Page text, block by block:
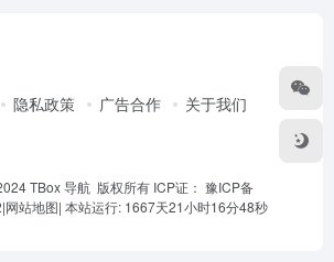
隐私政策 广告合作 关于我们
TBox 导航 版权所有 ICP证： 豫ICP备
|网站地图| 本站运行: 1667天21小时16分48秒